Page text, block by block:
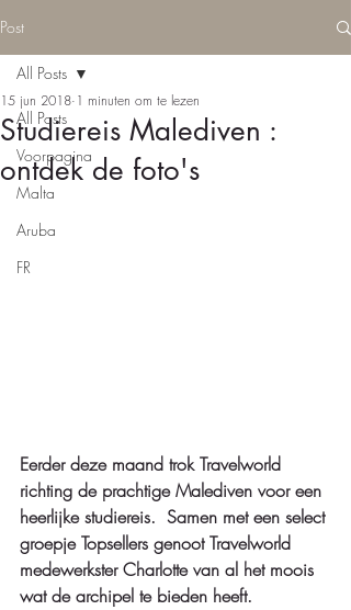
Post
All Posts
Voorpagina
Malta
Aruba
FR
All Posts
Studiereis Malediven :
ontdek de foto's
15 jun 2018 1 minuten om te lezen
Eerder deze maand trok Travelworld
richting de prachtige Malediven voor een
heerlijke studiereis.  Samen met een select
groepje Topsellers genoot Travelworld
medewerkster Charlotte van al het moois
wat de archipel te bieden heeft.